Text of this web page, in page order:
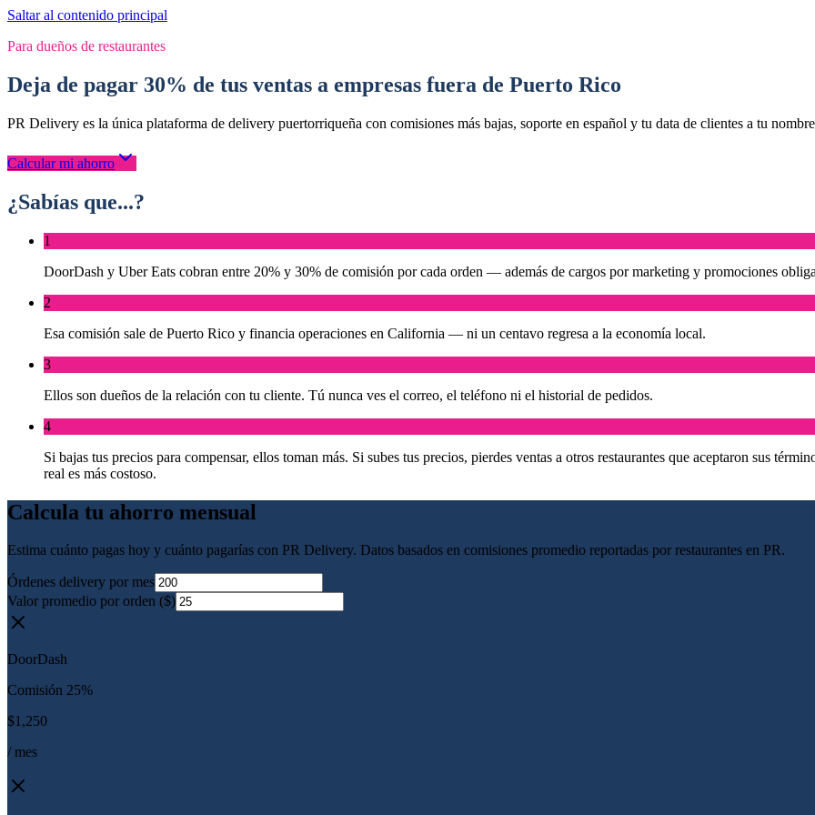
Saltar al contenido principal
Para dueños de restaurantes
Deja de pagar 30% de tus ventas a empresas fuera de Puerto Rico
PR Delivery es la única plataforma de delivery puertorriqueña con comisiones más bajas, soporte en español y tu data de clientes a tu
Calcular mi ahorro
¿Sabías que...?
1
DoorDash y Uber Eats cobran entre 20% y 30% de comisión por cada orden — además de cargos por marketing y promociones
2
Esa comisión sale de Puerto Rico y financia operaciones en California — ni un centavo regresa a la economía local.
3
Ellos son dueños de la relación con tu cliente. Tú nunca ves el correo, el teléfono ni el historial de pedidos.
4
Si bajas tus precios para compensar, ellos toman más. Si subes tus precios, pierdes ventas a otros restaurantes que aceptaron sus
real es más costoso.
Calcula tu ahorro mensual
Estima cuánto pagas hoy y cuánto pagarías con PR Delivery. Datos basados en comisiones promedio reportadas por restaurantes en PR.
Órdenes delivery por mes
Valor promedio por orden ($)
DoorDash
Comisión 25%
$1,250
/ mes